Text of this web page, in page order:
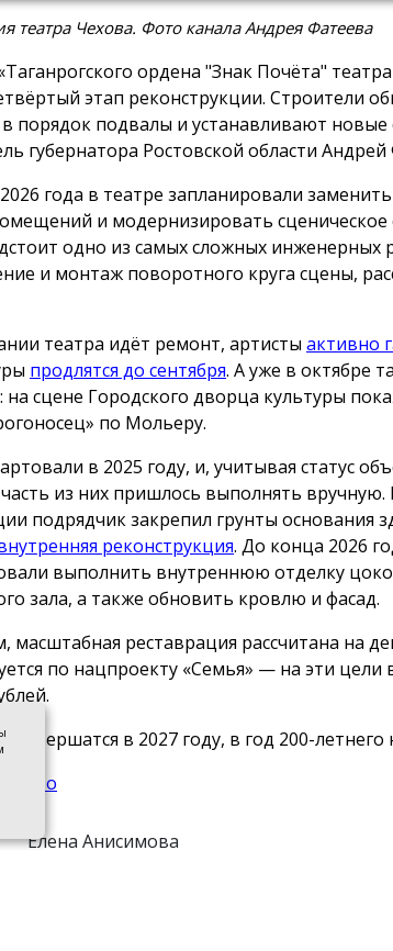
театра Чехова. Фото канала Андрея Фатеева
ордена "Знак Почёта"
этап реконструкции. Строители
порядок подвалы и устанавливают
губернатора Ростовской области Андрей
года в театре запланировали
и модернизировать
одно из самых сложных инженерных
и монтаж поворотного круга сцены,
театра идёт ремонт, артисты активно
продлятся до сентября. А уже в октябре
на сцене Городского дворца культуры
по Мольеру.
в 2025 году, и, учитывая статус
часть из них пришлось выполнять
подрядчик закрепил грунты основания
реконструкция. До конца 2026
выполнить внутреннюю отделку
зала, а также обновить кровлю и фасад.
масштабная реставрация рассчитана на
по нацпроекту «Семья» — на эти
завершатся в 2027 году, в год 200-летнего
Елена Анисимова